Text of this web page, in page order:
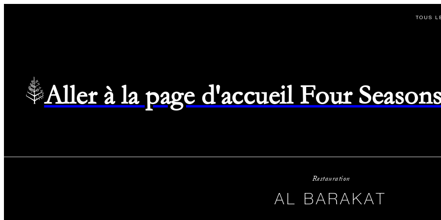
TOUS
Aller à la page d'accueil Four
Restauration
AL BARAKAT